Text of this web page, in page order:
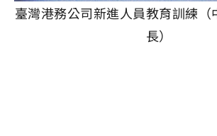
臺灣港務公司新進人員教育訓練（
長）